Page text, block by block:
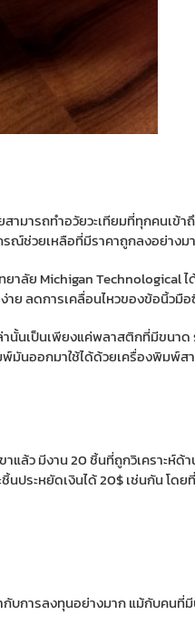
มารถทำอวัยวะเทียมที่ทุกคนเข้
ช่วยเหลือที่มีราคาถูกลงอย่างม
าลัย Michigan Technological
ลดการเคลื่อนไหวของข้อนิ้วมือ
นั้นเป็นเพียงแค่พลาสติกที่มีขนา
มันออกมาใช้ได้ด้วยเครื่องพิมพ์ส
ล้ว มีงาน 20 ชิ้นที่ถูกวิเคราะห์
ประหยัดเงินได้ 20$ เช่นกัน โ
การลงทุนอย่างมาก แม้กับคน